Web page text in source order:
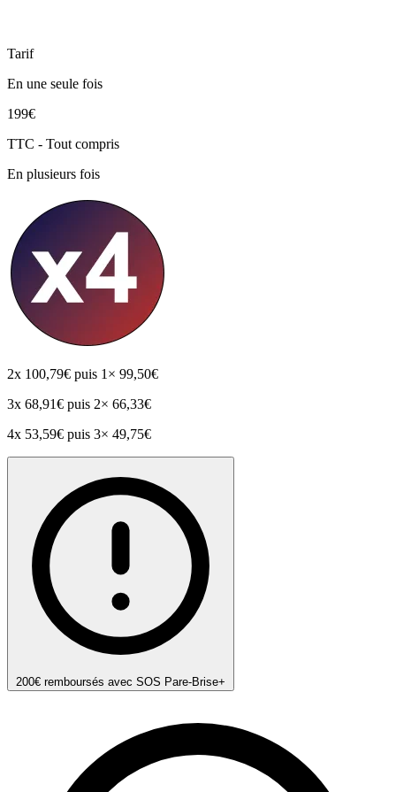
Tarif
En une seule fois
199€
TTC - Tout compris
En plusieurs fois
2x 100,79€ puis 1× 99,50€
3x 68,91€ puis 2× 66,33€
4x 53,59€ puis 3× 49,75€
200€ remboursés avec SOS Pare-Brise+